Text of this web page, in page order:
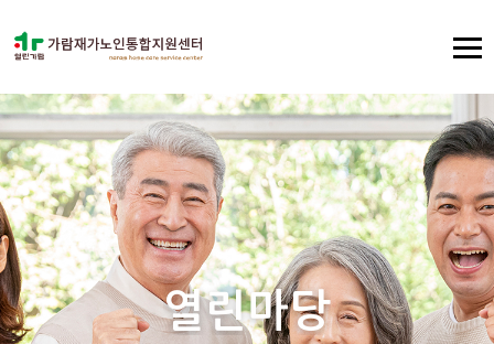
열린마당